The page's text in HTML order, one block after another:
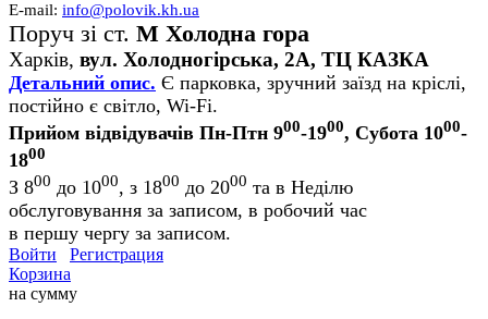
E-mail: info@polovik.kh.ua
Поруч зі ст. М Холодна гора
Харків, вул. Холодногірська, 2А, ТЦ КАЗКА
Детальний опис. Є парковка, зручний заїзд на кріслі,
постійно є світло, Wi-Fi.
Прийом відвідувачів Пн-Птн 900-1900, Субота 1000-
1800
З 800 до 1000, з 1800 до 2000 та в Неділю
обслуговування за записом, в робочий час
в першу чергу за записом.
Войти
Регистрация
Корзина
на сумму